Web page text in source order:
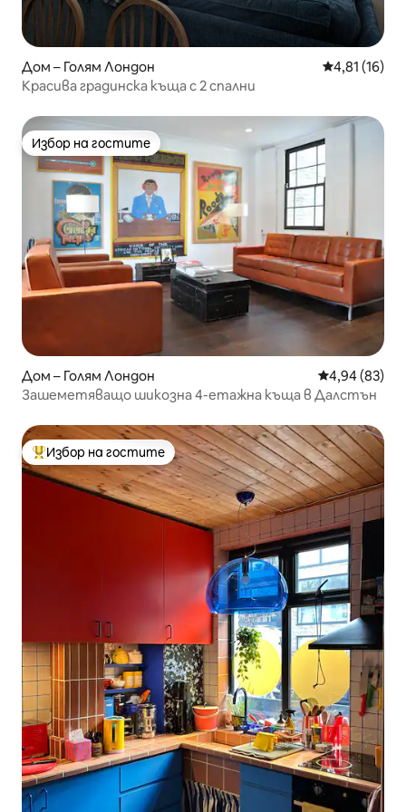
Дом – Голям Лондон Средна
4,81 (16)
Красива градинска къща с 2 спални
Избор на гостите
Избор на гостите
Дом – Голям Лондон Средна
4,94 (83)
Зашеметяващо шикозна 4-етажна къща в Далстън
Най-популярен избор на гостите
Избор на гостите